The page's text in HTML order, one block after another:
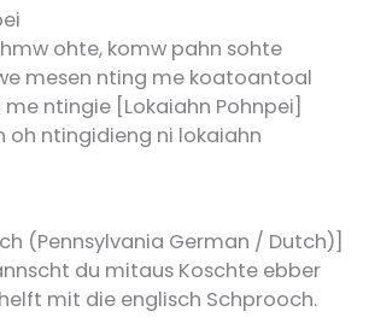
ohte, komw pahn sohte
mesen nting me koatoantoal
ntingie [Lokaiahn Pohnpei]
oh ntingidieng ni lokaiahn
(Pennsylvania German / Dutch)]
du mitaus Koschte ebber
mit die englisch Schprooch.